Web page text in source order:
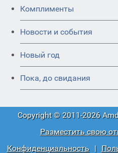
Комплименты
Новости и события
Новый год
Пока, до свидания
Copyright © 2011-2026
Разместить свою
Конфиденциальность
|